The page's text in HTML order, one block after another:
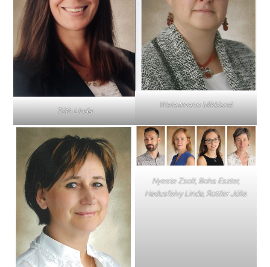
Tóth Linda
Weiszmann Miklósné
Nyeste Zsolt, Boha Eszter,
Hadusfalvy Linda, Rottler Júlia